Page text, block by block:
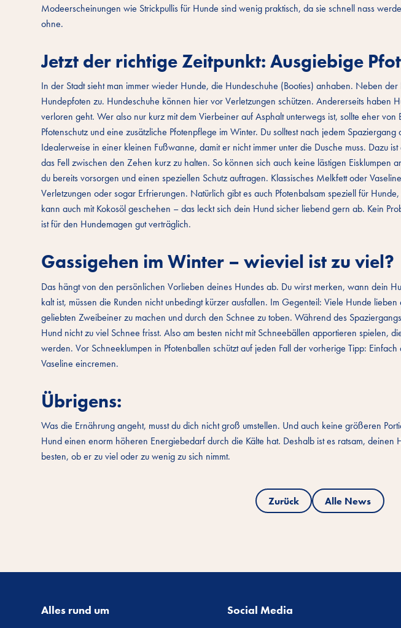
Modeerscheinungen wie Strickpullis für Hunde sind wenig praktisch, da sie schnell nass
ohne.
Jetzt der richtige Zeitpunkt: Ausgiebige
In der Stadt sieht man immer wieder Hunde, die Hundeschuhe (Booties) anhaben. Neben der
Hundepfoten zu. Hundeschuhe können hier vor Verletzungen schützen. Andererseits haben
verloren geht. Wer also nur kurz mit dem Vierbeiner auf Asphalt unterwegs ist, sollte eher
Pfotenschutz und eine zusätzliche Pfotenpflege im Winter. Du solltest nach jedem
Idealerweise in einer kleinen Fußwanne, damit er nicht immer unter die Dusche muss. Dazu
das Fell zwischen den Zehen kurz zu halten. So können sich auch keine lästigen Eisklumpen
du bereits vorsorgen und einen speziellen Schutz auftragen. Klassisches Melkfett oder
Verletzungen oder sogar Erfrierungen. Natürlich gibt es auch Pfotenbalsam speziell für
kann auch mit Kokosöl geschehen – das leckt sich dein Hund sicher liebend gern ab. Kein
ist für den Hundemagen gut verträglich.
Gassigehen im Winter – wieviel ist zu viel?
Das hängt von den persönlichen Vorlieben deines Hundes ab. Du wirst merken, wann dein
kalt ist, müssen die Runden nicht unbedingt kürzer ausfallen. Im Gegenteil: Viele Hunde
geliebten Zweibeiner zu machen und durch den Schnee zu toben. Während des
Hund nicht zu viel Schnee frisst. Also am besten nicht mit Schneebällen apportieren spielen,
werden. Vor Schneeklumpen in Pfotenballen schützt auf jeden Fall der vorherige Tipp:
Vaseline eincremen.
Übrigens:
Was die Ernährung angeht, musst du dich nicht groß umstellen. Und auch keine größeren
Hund einen enorm höheren Energiebedarf durch die Kälte hat. Deshalb ist es ratsam, deinen
besten, ob er zu viel oder zu wenig zu sich nimmt.
Zurück Alle News
Alles rund um Social Media